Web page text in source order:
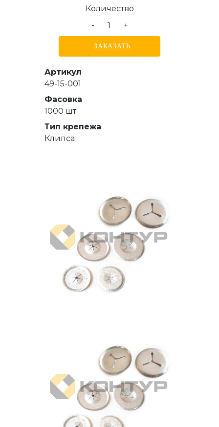
Количество
-
+
ЗАКАЗАТЬ
Артикул
49-15-001
Фасовка
1000 шт
Тип крепежа
Клипса